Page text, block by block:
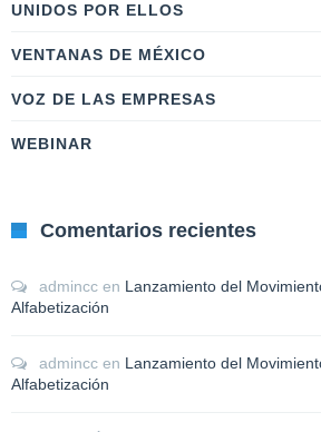
UNIDOS POR ELLOS
VENTANAS DE MÉXICO
VOZ DE LAS EMPRESAS
WEBINAR
Comentarios recientes
admincc en Lanzamiento del
Alfabetización
admincc en Lanzamiento del
Alfabetización